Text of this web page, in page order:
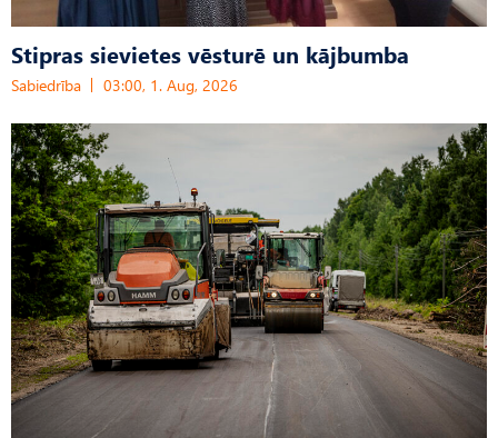
Stipras sievietes vēsturē un kājbumba
Sabiedrība 03:00, 1. Aug, 2026